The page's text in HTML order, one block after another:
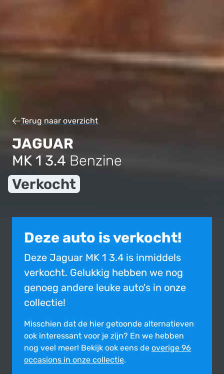
Terug naar overzicht
JAGUAR
MK 1 3.4 Benzine
Verkocht
Deze auto is verkocht!
Deze Jaguar MK 1 3.4 is inmiddels
verkocht. Gelukkig hebben we nog
genoeg andere leuke auto's in onze
collectie!
Misschien dat de hier getoonde alter­na­tie­ven
ook inte­res­sant voor je zijn? En we hebben
nog veel meer! Bekijk ook eens de overige 96
occasions in onze collectie.